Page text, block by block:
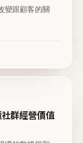
變跟顧客的關
群經營價值